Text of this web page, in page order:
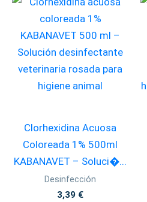
Clorhexidina Acuosa
Coloreada 1% 500ml
KABANAVET – Soluci�...
Desinfección
3,39 €